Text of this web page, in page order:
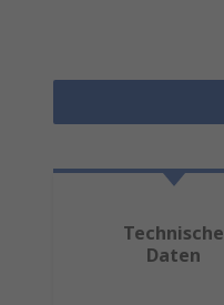
Technische
Daten